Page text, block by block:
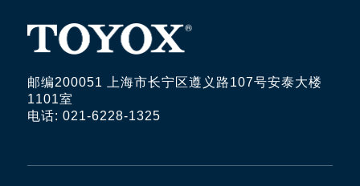
邮编200051 上海市长宁区遵义路107号安泰大楼
1101室
电话: 021-6228-1325